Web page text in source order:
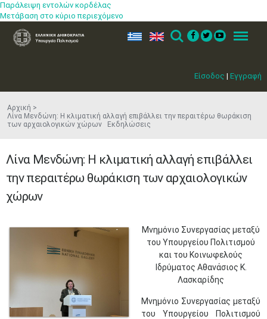
Παράλειψη εντολών κορδέλας
Μετάβαση στο κύριο περιεχόμενο
Είσοδος | Εγγραφή
ελ en Search Menu
Αρχική
Λίνα Μενδώνη: Η κλιματική αλλαγή επιβάλλει την περαιτέρω θωράκιση
των αρχαιολογικών χώρων Εκδηλώσεις
Λίνα Μενδώνη: Η κλιματική αλλαγή επιβάλλει
την περαιτέρω θωράκιση των αρχαιολογικών
χώρων
​Μνημόνιο Συνεργασίας μεταξύ
του Υπουργείου Πολιτισμού
και του Κοινωφελούς
Ιδρύματος Αθανάσιος Κ.
Λασκαρίδης
Μνημόνιο Συνεργασίας μεταξύ
του Υπουργείου Πολιτισμού